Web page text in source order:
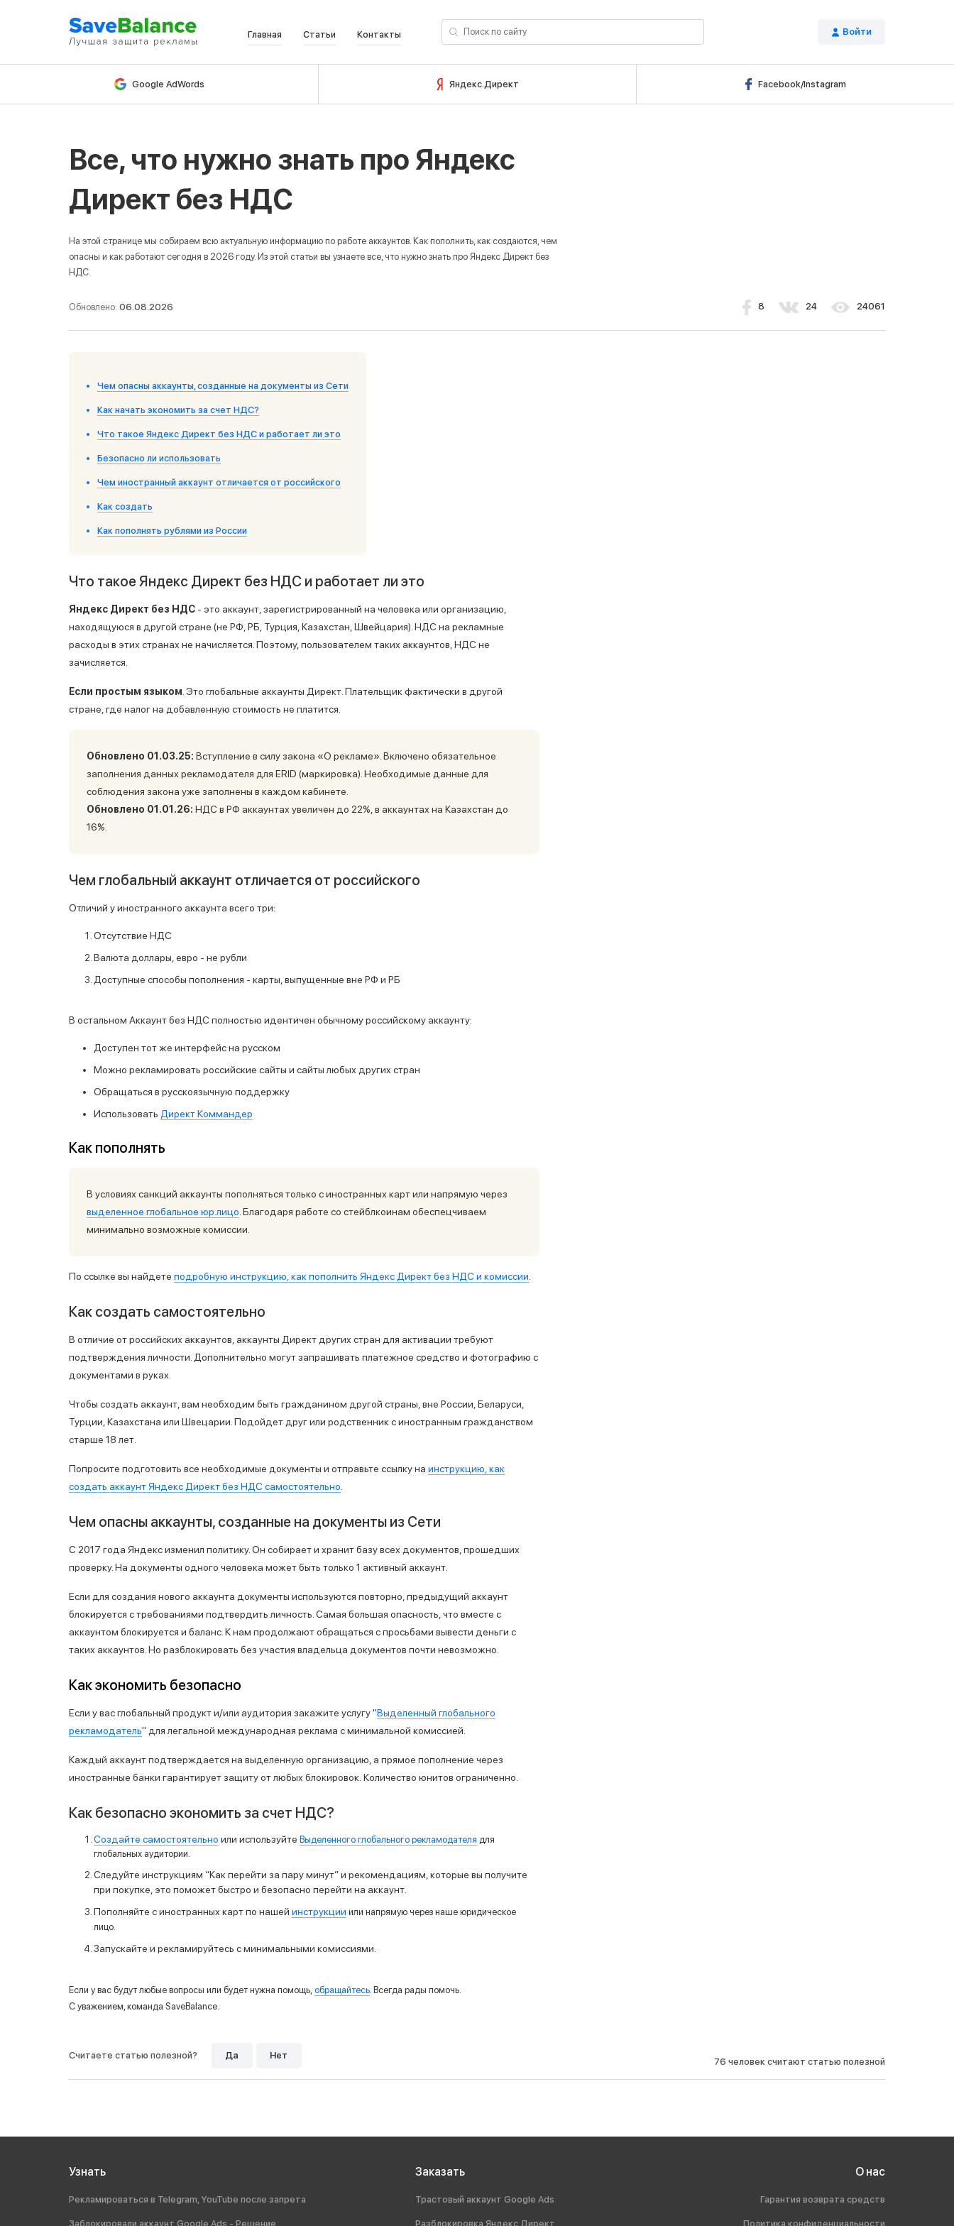
Главная Статьи Контакты Войти
Google AdWords Яндекс.Директ Facebook/Instagram
Все, что нужно знать про Яндекс
Директ без НДС
На этой странице мы собираем всю актуальную информацию по работе аккаунтов. Как пополнить, как создаются, чем
опасны и как работают сегодня в 2026 году. Из этой статьи вы узнаете все, что нужно знать про Яндекс Директ без
НДС.
Обновлено: 06.08.2026 8 24 24061
Чем опасны аккаунты, созданные на документы из Сети
Как начать экономить за счет НДС?
Что такое Яндекс Директ без НДС и работает ли это
Безопасно ли использовать
Чем иностранный аккаунт отличается от российского
Как создать
Как пополнять рублями из России
Что такое Яндекс Директ без НДС и работает ли это
Яндекс Директ без НДС - это аккаунт, зарегистрированный на человека или организацию,
находящуюся в другой стране (не РФ, РБ, Турция, Казахстан, Швейцария). НДС на рекламные
расходы в этих странах не начисляется. Поэтому, пользователем таких аккаунтов, НДС не
зачисляется.
Если простым языком . Это глобальные аккаунты Директ. Плательщик фактически в другой
стране, где налог на добавленную стоимость не платится.
Обновлено 01.03.25: Вступление в силу закона «О рекламе». Включено обязательное
заполнения данных рекламодателя для ERID (маркировка). Необходимые данные для
соблюдения закона уже заполнены в каждом кабинете.
Обновлено 01.01.26: НДС в РФ аккаунтах увеличен до 22%, в аккаунтах на Казахстан до
16%.
Чем глобальный аккаунт отличается от российского
Отличий у иностранного аккаунта всего три:
Отсутствие НДС
Валюта доллары, евро - не рубли
Доступные способы пополнения - карты, выпущенные вне РФ и РБ
В остальном Аккаунт без НДС полностью идентичен обычному российскому аккаунту:
Доступен тот же интерфейс на русском
Можно рекламировать российские сайты и сайты любых других стран
Обращаться в русскоязычную поддержку
Использовать Директ Коммандер
Как пополнять
В условиях санкций аккаунты пополняться только с иностранных карт или напрямую через
выделенное глобальное юр.лицо . Благодаря работе со стейблкоинам обеспецчиваем
минимально возможные комиссии.
По ссылке вы найдете подробную инструкцию, как пополнить Яндекс Директ без НДС и комиссии
Как создать самостоятельно
В отличие от российских аккаунтов, аккаунты Директ других стран для активации требуют
подтверждения личности . Дополнительно могут запрашивать платежное средство и фотографию с
документами в руках.
Чтобы создать аккаунт, вам необходим быть гражданином другой страны, вне России, Беларуси,
Турции, Казахстана или Швецарии. Подойдет друг или родственник с иностранным гражданством
старше 18 лет.
Попросите подготовить все необходимые документы и отправьте ссылку на инструкцию, как
создать аккаунт Яндекс Директ без НДС самостоятельно
Чем опасны аккаунты, созданные на документы из Сети
С 2017 года Яндекс изменил политику. Он собирает и хранит базу всех документов, прошедших
проверку. На документы одного человека может быть только 1 активный аккаунт.
Если для создания нового аккаунта документы используются повторно, предыдущий аккаунт
блокируется с требованиями подтвердить личность. Самая большая опасность, что вместе с
аккаунтом блокируется и баланс. К нам продолжают обращаться с просьбами вывести деньги с
таких аккаунтов. Но разблокировать без участия владельца документов почти невозможно.
Как экономить безопасно
Если у вас глобальный продукт и/или аудитория закажите услугу "Выделенный глобального
рекламодатель" для легальной международная реклама с минимальной комиссией.
Каждый аккаунт подтверждается на выделенную организацию, а прямое пополнение через
иностранные банки гарантирует защиту от любых блокировок. Количество юнитов ограниченно.
Как безопасно экономить за счет НДС?
Создайте самостоятельно или используйте Выделенного глобального рекламодателя для
глобальных аудитории.
Следуйте инструкциям “Как перейти за пару минут” и рекомендациям, которые вы получите
при покупке, это поможет быстро и безопасно перейти на аккаунт.
Пополняйте с иностранных карт по нашей инструкции или напрямую через наше юридическое
лицо
Запускайте и рекламируйтесь с минимальными комиссиями.
Если у вас будут любые вопросы или будет нужна помощь, обращайтесь . Всегда рады помочь.
С уважением, команда SaveBalance.
Считаете статью полезной? Да Нет
76 человек считают статью полезной
Email
Узнать
Рекламироваться в Telegram, YouTube после запрета
Заблокировали аккаунт Google Ads - Решение
Заказать
Трастовый аккаунт Google Ads
Разблокировка Яндекс Директ
О нас
Гарантия возврата средств
Политика конфиденциальности